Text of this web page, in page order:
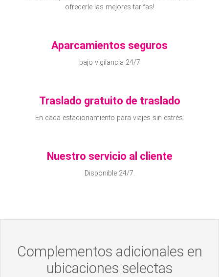
ofrecerle las mejores tarifas!
Aparcamientos seguros
bajo vigilancia 24/7
Traslado gratuito de traslado
En cada estacionamiento para viajes sin estrés.
Nuestro servicio al cliente
Disponible 24/7.
Complementos adicionales en
ubicaciones selectas